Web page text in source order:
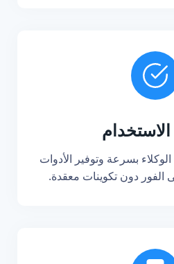
بسرعة وتوفير الأدوات
الفور دون تكوينات معقدة.